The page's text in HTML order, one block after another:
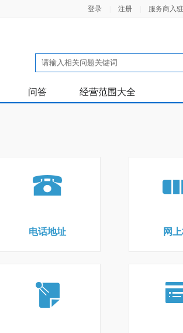
登录 注册 服务商入驻
问答 经营范围大全
电话地址 网